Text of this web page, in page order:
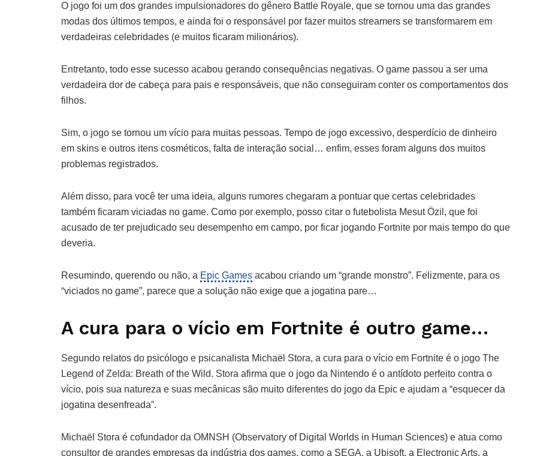
O jogo foi um dos grandes impulsionadores do gênero Battle Royale, que se tornou uma das grandes
modas dos últimos tempos, e ainda foi o responsável por fazer muitos streamers se transformarem em
verdadeiras celebridades (e muitos ficaram milionários).
Entretanto, todo esse sucesso acabou gerando consequências negativas. O game passou a ser uma
verdadeira dor de cabeça para pais e responsáveis, que não conseguiram conter os comportamentos dos
filhos.
Sim, o jogo se tornou um vício para muitas pessoas. Tempo de jogo excessivo, desperdício de dinheiro
em skins e outros itens cosméticos, falta de interação social… enfim, esses foram alguns dos muitos
problemas registrados.
Além disso, para você ter uma ideia, alguns rumores chegaram a pontuar que certas celebridades
também ficaram viciadas no game. Como por exemplo, posso citar o futebolista Mesut Özil, que foi
acusado de ter prejudicado seu desempenho em campo, por ficar jogando Fortnite por mais tempo do que
deveria.
Resumindo, querendo ou não, a Epic Games acabou criando um “grande monstro”. Felizmente, para os
“viciados no game”, parece que a solução não exige que a jogatina pare…
A cura para o vício em Fortnite é outro game…
Segundo relatos do psicólogo e psicanalista Michaël Stora, a cura para o vício em Fortnite é o jogo The
Legend of Zelda: Breath of the Wild. Stora afirma que o jogo da Nintendo é o antídoto perfeito contra o
vício, pois sua natureza e suas mecânicas são muito diferentes do jogo da Epic e ajudam a “esquecer da
jogatina desenfreada”.
Michaël Stora é cofundador da OMNSH (Observatory of Digital Worlds in Human Sciences) e atua como
consultor de grandes empresas da indústria dos games, como a SEGA, a Ubisoft, a Electronic Arts, a